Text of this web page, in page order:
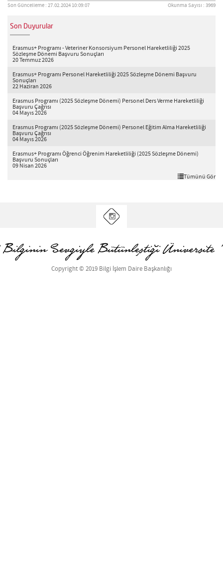
Son Güncelleme : 27.02.2024 10:09:07 Okunma Sayısı : 3969
Son Duyurular
Erasmus+ Programı - Veteriner Konsorsiyum Personel Hareketliliği 2025
Sözleşme Dönemi Başvuru Sonuçları
20 Temmuz 2026
Erasmus+ Programı Personel Hareketliliği 2025 Sözleşme Dönemi Başvuru
Sonuçları
22 Haziran 2026
Erasmus Programı (2025 Sözleşme Dönemi) Personel Ders Verme Hareketliliği
Başvuru Çağrısı
04 Mayıs 2026
Erasmus Programı (2025 Sözleşme Dönemi) Personel Eğitim Alma Hareketliliği
Başvuru Çağrısı
04 Mayıs 2026
Erasmus+ Programı Öğrenci Öğrenim Hareketliliği (2025 Sözleşme Dönemi)
Başvuru Sonuçları
09 Nisan 2026
Tümünü Gör
Copyright © 2019 Bilgi İşlem Daire Başkanlığı